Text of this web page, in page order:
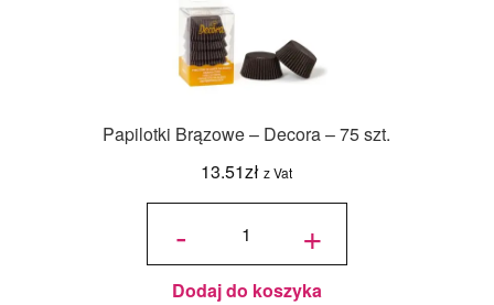
Papilotki Brązowe – Decora – 75 szt.
13.51zł z Vat
-
ilość
- Decora
- 75 szt. +
Dodaj do koszyka